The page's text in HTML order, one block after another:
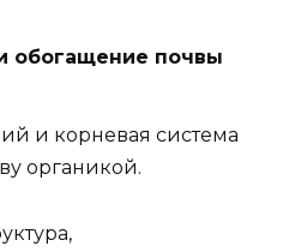
обогащение почвы
и корневая система
органикой.